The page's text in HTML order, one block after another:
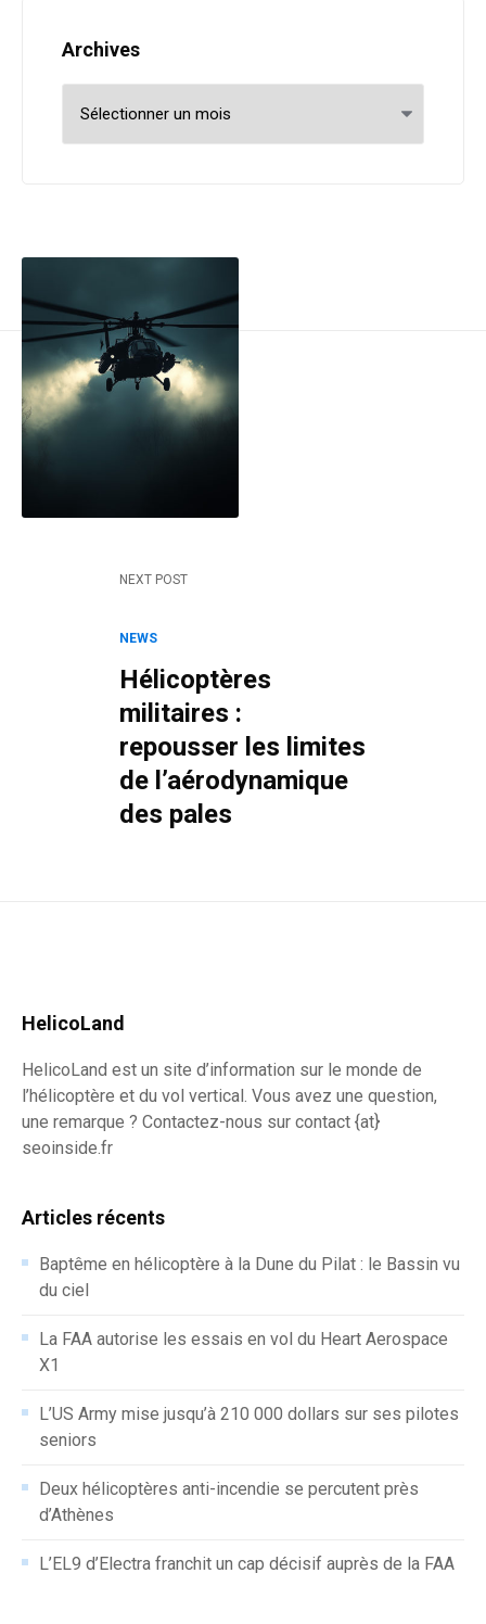
Archives
NEXT POST
NEWS
Hélicoptères
militaires :
repousser les limites
de l’aérodynamique
des pales
HelicoLand
HelicoLand est un site d’information sur le monde de
l’hélicoptère et du vol vertical. Vous avez une question,
une remarque ? Contactez-nous sur contact {at}
seoinside.fr
Articles récents
Baptême en hélicoptère à la Dune du Pilat : le Bassin vu
du ciel
La FAA autorise les essais en vol du Heart Aerospace
X1
L’US Army mise jusqu’à 210 000 dollars sur ses pilotes
seniors
Deux hélicoptères anti-incendie se percutent près
d’Athènes
L’EL9 d’Electra franchit un cap décisif auprès de la FAA